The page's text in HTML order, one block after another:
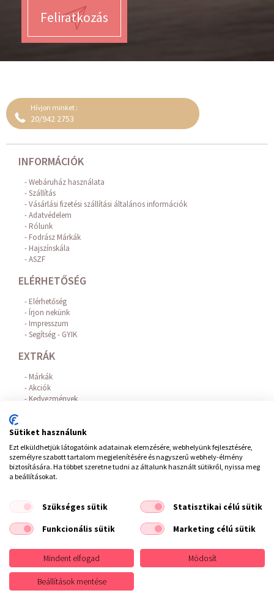
Feliratkozás
Hívjon minket :
20/942 2753
INFORMÁCIÓK
Webáruház használata
Szállítás
Vásárlási fizetési szállítási általános információk
Adatvédelem
Rólunk
Fodrász Márkák
Hajszínskála
ASZF
ELÉRHETŐSÉG
Elérhetőség
Írjon nekünk
Impresszum
Segítség - GYIK
EXTRÁK
Márkák
Akciók
Kedvezmények
FIÓKOM
Belépés / Regisztráció
Hírlevél feliratkozás
ÁSZF Adatvédelem/Elállás a szerződéstől
Copyright © 2021 Fodrászkellék Bolt
Sütiket használunk
Ezt elküldhetjük látogatóink adatainak elemzésére, webhelyünk fejlesztésére,
személyre szabott tartalom megjelenítésére és nagyszerű webhely-élmény
biztosítására. Ha többet szeretne tudni az általunk használt sütikről, nyissa meg
a beállításokat.
Szükséges sütik
Statisztikai célú sütik
Funkcionális sütik
Marketing célú sütik
Mindent elfogad Módosít
Beállítások mentése